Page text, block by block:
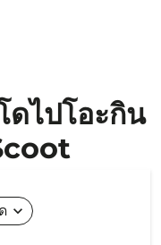
ดไปโอะกิน
expand_more